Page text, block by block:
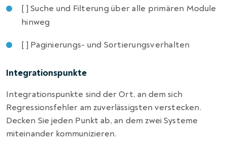
[ ] Suche und Filterung über alle primären Module
hinweg
[ ] Paginierungs- und Sortierungsverhalten
Integrationspunkte
Integrationspunkte sind der Ort, an dem sich
Regressionsfehler am zuverlässigsten verstecken.
Decken Sie jeden Punkt ab, an dem zwei Systeme
miteinander kommunizieren.